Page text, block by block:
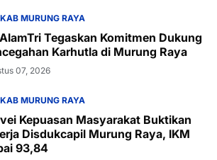
MURUNG RAYA
Tegaskan Komitmen Dukung
Karhutla di Murung Raya
07, 2026
MURUNG RAYA
Kepuasan Masyarakat Buktikan
Disdukcapil Murung Raya, IKM
93,84